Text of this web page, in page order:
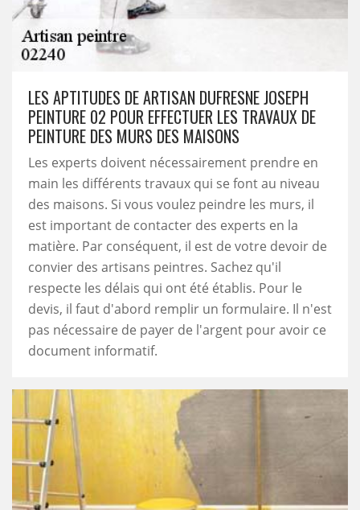
LES APTITUDES DE ARTISAN DUFRESNE JOSEPH
PEINTURE 02 POUR EFFECTUER LES TRAVAUX DE
PEINTURE DES MURS DES MAISONS
Les experts doivent nécessairement prendre en
main les différents travaux qui se font au niveau
des maisons. Si vous voulez peindre les murs, il
est important de contacter des experts en la
matière. Par conséquent, il est de votre devoir de
convier des artisans peintres. Sachez qu'il
respecte les délais qui ont été établis. Pour le
devis, il faut d'abord remplir un formulaire. Il n'est
pas nécessaire de payer de l'argent pour avoir ce
document informatif.